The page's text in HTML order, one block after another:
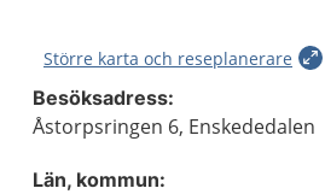
Större karta och reseplanerare
Besöksadress:
Åstorpsringen 6, Enskededalen
Län, kommun: